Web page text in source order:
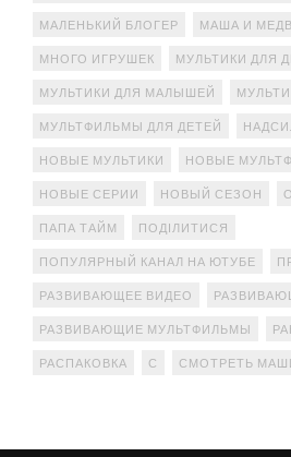
МАЛЕНЬКИЙ БЛОГЕР МАША И
МНОГО ИГРУШЕК МУЛЬТИКИ ДЛЯ
МУЛЬТИКИ ДЛЯ МАЛЫШЕЙ
МУЛЬТФИЛЬМЫ ДЛЯ ДЕТЕЙ
НОВЫЕ МУЛЬТИКИ НОВЫЕ
НОВЫЕ СЕРИИ НОВЫЙ СЕЗОН
ПАПА ТАЙМ ПОДІЛИТИСЯ
ПОПУЛЯРНЫЙ КАНАЛ НА ЮТУБЕ
РАЗВИВАЮЩЕЕ ВИДЕО
РАЗВИВАЮЩИЕ МУЛЬТФИЛЬМЫ
РАСПАКОВКА С СМОТРЕТЬ